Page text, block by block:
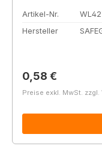
Artikel-Nr.
Hersteller
Regulärer Preis:
0,58 €
Preise exkl. MwSt.